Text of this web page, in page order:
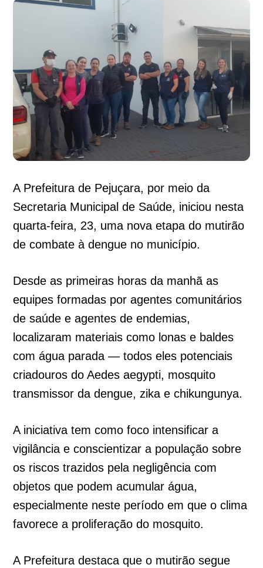
A Prefeitura de Pejuçara, por meio da
Secretaria Municipal de Saúde, iniciou nesta
quarta-feira, 23, uma nova etapa do mutirão
de combate à dengue no município.
Desde as primeiras horas da manhã as
equipes formadas por agentes comunitários
de saúde e agentes de endemias,
localizaram materiais como lonas e baldes
com água parada — todos eles potenciais
criadouros do Aedes aegypti, mosquito
transmissor da dengue, zika e chikungunya.
A iniciativa tem como foco intensificar a
vigilância e conscientizar a população sobre
os riscos trazidos pela negligência com
objetos que podem acumular água,
especialmente neste período em que o clima
favorece a proliferação do mosquito.
A Prefeitura destaca que o mutirão segue